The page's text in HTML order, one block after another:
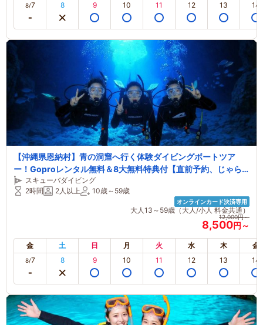
8/7 8 9 10 11 12 13 14
【沖縄県恩納村】青の洞窟へ行く体験ダイビングボートツア
ー！Goproレンタル無料＆8大無料特典付【直前予約、じゃら
ん限定特集、カップルにもオススメ！】快適な施設完備
スキューバダイビング
2時間
2人以上 10歳～59歳
オンラインカード決済専用
大人13～59歳（大人/小人 料金共通）
12,000円～
8,500円～
金 土 日 月 火 水 木 金
8/7 8 9 10 11 12 13 14